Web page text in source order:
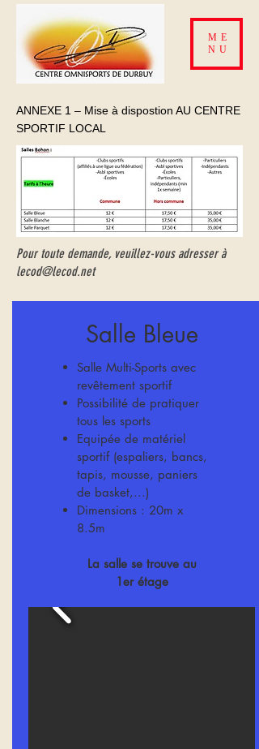
ME
NU
ANNEXE 1 – Mise à dispostion AU CENTRE
SPORTIF LOCAL
Pour toute demande, veuillez-vous adresser à
lecod@lecod.net
Salle Bleue
Salle Multi-Sports avec
revêtement sportif
Possibilité de pratiquer
tous les sports
Equipée de matériel
sportif (espaliers, bancs,
tapis, mousse, paniers
de basket,...)
Dimensions : 20m x
8.5m
La salle se trouve au
1er étage